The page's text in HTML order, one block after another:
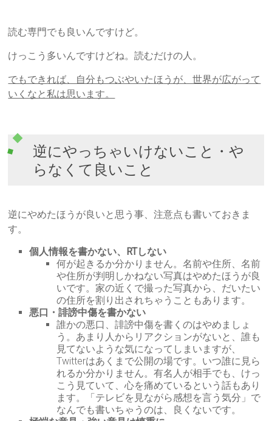
読む専門でも良いんですけど。
けっこう多いんですけどね。読むだけの人。
でもできれば、自分もつぶやいたほうが、世界が広がって
いくなと私は思います。
逆にやっちゃいけないこと・や
らなくて良いこと
逆にやめたほうが良いと思う事、注意点も書いておきま
す。
個人情報を書かない、RTしない
何が起きるか分かりません。名前や住所、名前
や住所が判明しかねない写真はやめたほうが良
いです。家の近くで撮った写真から、だいたい
の住所を割り出されちゃうこともあります。
悪口・誹謗中傷を書かない
誰かの悪口、誹謗中傷を書くのはやめましょ
う。あまり人からリアクションがないと、誰も
見てないような気になってしまいますが、
Twitterはあくまで公開の場です。いつ誰に見ら
れるか分かりません。有名人が相手でも、けっ
こう見ていて、心を痛めているという話もあり
ます。「テレビを見ながら感想を言う気分」で
なんでも書いちゃうのは、良くないです。